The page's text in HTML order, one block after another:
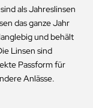
als Jahreslinsen
das ganze Jahr
und behält
Linsen sind
Passform für
Anlässe.